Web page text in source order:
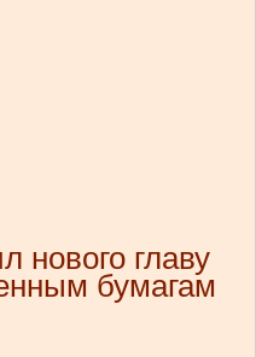
нового главу
бумагам